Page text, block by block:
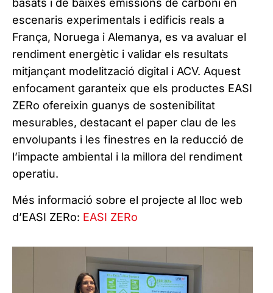
basats i de baixes emissions de carboni en
escenaris experimentals i edificis reals a
França, Noruega i Alemanya, es va avaluar el
rendiment energètic i validar els resultats
mitjançant modelització digital i ACV. Aquest
enfocament garanteix que els productes EASI
ZERo ofereixin guanys de sostenibilitat
mesurables, destacant el paper clau de les
envolupants i les finestres en la reducció de
l’impacte ambiental i la millora del rendiment
operatiu.
Més informació sobre el projecte al lloc web
d’EASI ZERo: EASI ZERo